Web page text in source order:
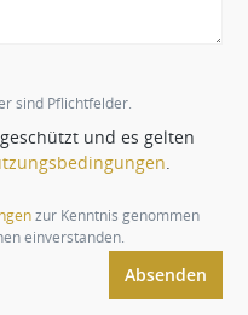
sind Pflichtfelder.
und es gelten
zur Kenntnis genommen
einverstanden.
Absenden